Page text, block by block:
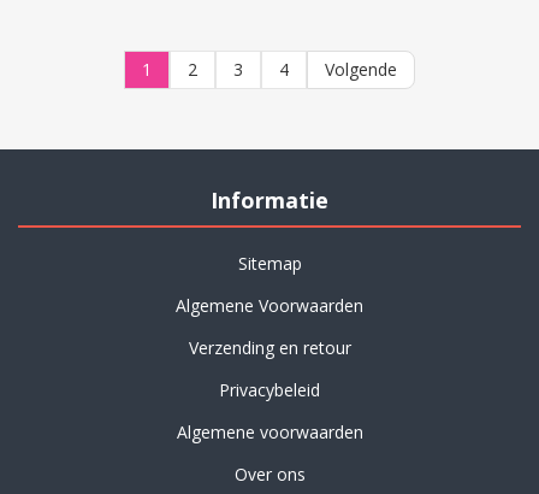
1 2 3 4 Volgende
Informatie
Sitemap
Algemene Voorwaarden
Verzending en retour
Privacybeleid
Algemene voorwaarden
Over ons